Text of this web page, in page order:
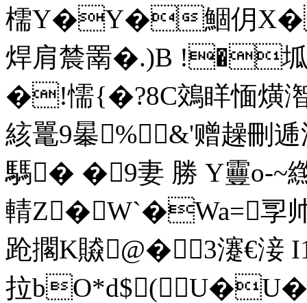
檽Y�Y�鯝仴
焊肩辳罱�.)B !�
�!懦{�?8C鵁眻愐熿
絯鼍9曓%&'赠趮刪
騳� �9妻 勝 Y靊o-~
輤Z�W`�Wa=孠帅
跄擱 K贆@�3瀽€
拉